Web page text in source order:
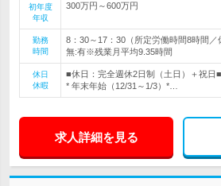
初年度
年収
300万円～600万円
勤務
時間
8：30～17：30（所定労働時間8時間
無:有※残業月平均9.35時間
休日
休暇
■休日：完全週休2日制（土日）＋祝日
* 年末年始（12/31～1/3）*…
求人詳細を見る